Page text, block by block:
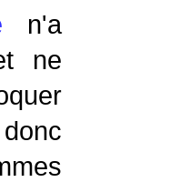
n'a
ne